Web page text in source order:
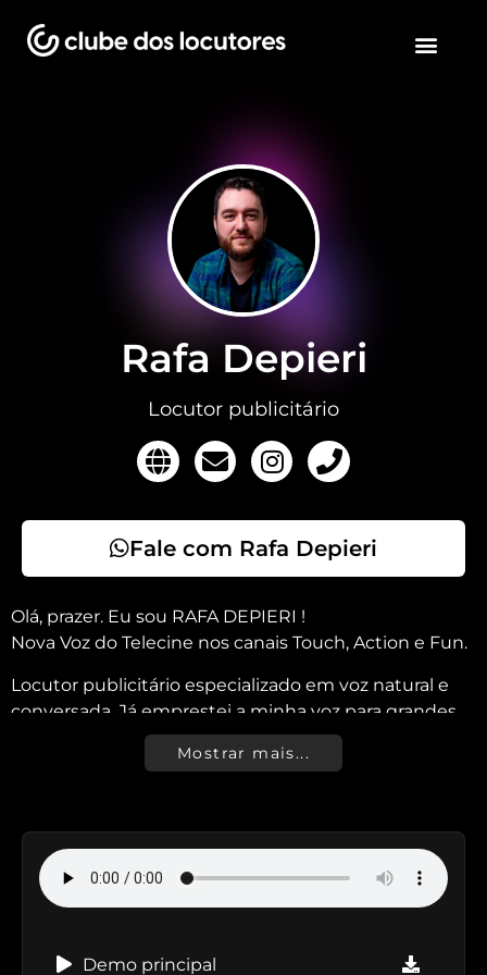
Rafa Depieri
Locutor publicitário
Fale com Rafa Depieri
Olá, prazer. Eu sou RAFA DEPIERI !
Nova Voz do Telecine nos canais Touch, Action e Fun.
Locutor publicitário especializado em voz natural e
conversada. Já emprestei a minha voz para grandes
marcas, como Fiat, Petrobras, Grupo Boticário,
Brastemp, C&A, Grupo Pão de Açúcar, Eisenbahn,
Tocantins, Sicredi, Esportes da Sorte, entre outras.
E não são apenas grandes marcas, diariamente ajudo
diferentes segmentos do mercado a se aproximarem
Mostrar mais...
Demo principal